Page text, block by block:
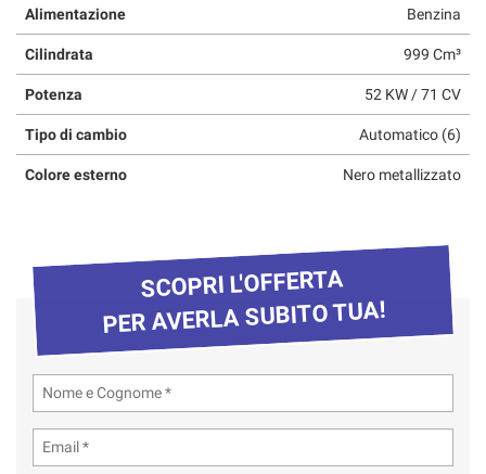
Alimentazione Benzina
Cilindrata 999 Cm³
Potenza 52 KW / 71 CV
Tipo di cambio Automatico (6)
Colore esterno Nero metallizzato
SCOPRI L'OFFERTA
PER AVERLA SUBITO TUA!
questi
di
tracciamento
rimanda
alla
cookie
modificare
le
tue
scelte
qualsiasi
momento.